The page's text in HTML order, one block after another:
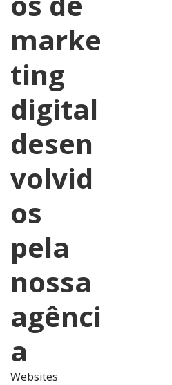
marke
ting
digital
desen
volvid
os
pela
nossa
agênci
a
Websites